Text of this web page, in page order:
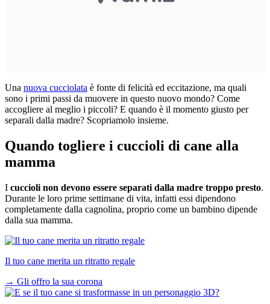
Una nuova cucciolata è fonte di felicità ed eccitazione, ma quali
sono i primi passi da muovere in questo nuovo mondo? Come
accogliere al meglio i piccoli? E quando è il momento giusto per
separali dalla madre? Scopriamolo insieme.
Quando togliere i cuccioli di cane alla
mamma
I cuccioli non devono essere separati dalla madre troppo presto.
Durante le loro prime settimane di vita, infatti essi dipendono
completamente dalla cagnolina, proprio come un bambino dipende
dalla sua mamma.
Il tuo cane merita un ritratto regale
→ Gli offro la sua corona